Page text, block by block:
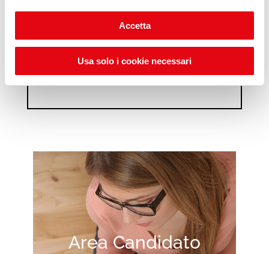
Accetta
Usa solo i cookie necessari
Scopri gli ITS POP DAYS
Area Candidato